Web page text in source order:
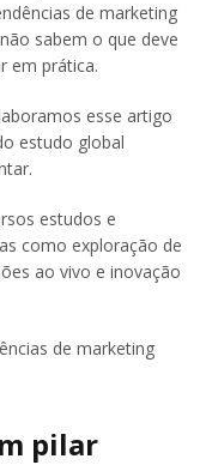
de marketing
sabem o que deve
em prática.
esse artigo
estudo global
estudos e
como exploração de
ao vivo e inovação
de marketing
pilar